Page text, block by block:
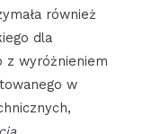
również
dla
z wyróżnieniem
w